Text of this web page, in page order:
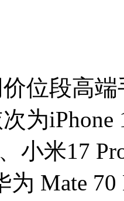
位段高
为iPhone
小米17
为 Mate